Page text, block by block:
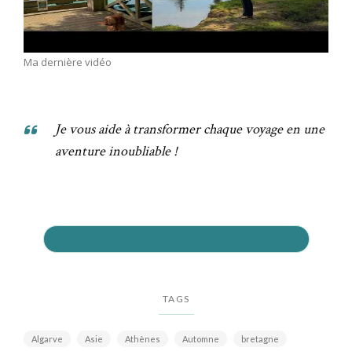
Ma dernière vidéo
Je vous aide à transformer chaque voyage en une
aventure inoubliable !
TAGS
Algarve Asie Athènes Automne bretagne